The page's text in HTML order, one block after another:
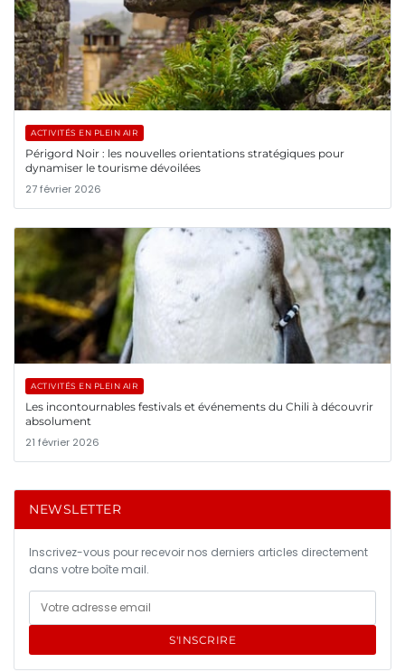
ACTIVITÉS EN PLEIN AIR
Périgord Noir : les nouvelles orientations stratégiques pour
dynamiser le tourisme dévoilées
27 février 2026
ACTIVITÉS EN PLEIN AIR
Les incontournables festivals et événements du Chili à découvrir
absolument
21 février 2026
NEWSLETTER
Inscrivez-vous pour recevoir nos derniers articles directement
dans votre boîte mail.
S'INSCRIRE